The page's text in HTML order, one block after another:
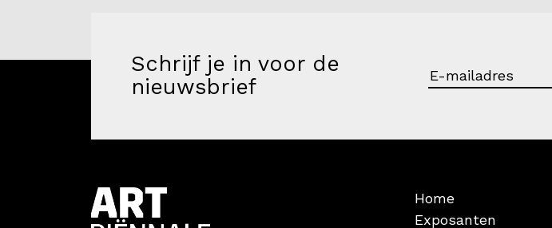
Schrijf je in voor de
nieuwsbrief
Home
Exposanten